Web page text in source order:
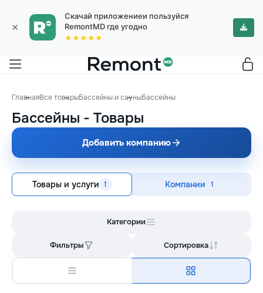
×
Скачай приложениеи пользуйся
RemontMD где угодно
★★★★★
ГлавнаяВсе товарыБассейны и сауныБассейны
Бассейны - Товары
Добавить компанию
Товары и услуги 1 Компании 1
Категории
Фильтры Сортировка